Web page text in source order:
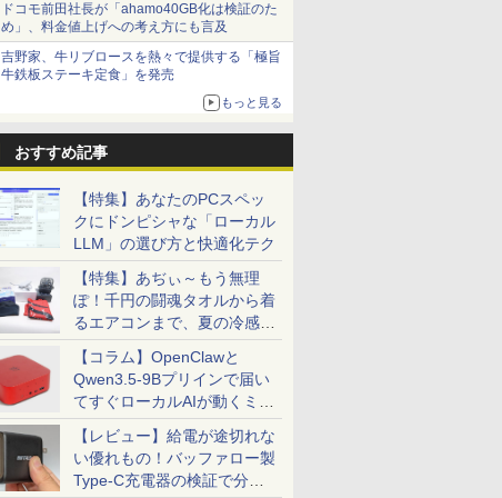
ドコモ前田社長が「ahamo40GB化は検証のた
め」、料金値上げへの考え方にも言及
吉野家、牛リブロースを熱々で提供する「極旨
牛鉄板ステーキ定食」を発売
もっと見る
おすすめ記事
【特集】あなたのPCスペッ
クにドンピシャな「ローカル
LLM」の選び方と快適化テク
【特集】あぢぃ～もう無理
ぽ！千円の闘魂タオルから着
るエアコンまで、夏の冷感グ
ッズ一挙紹介
【コラム】OpenClawと
Qwen3.5-9Bプリインで届い
てすぐローカルAIが動くミニ
PC「SER9 Pro」
【レビュー】給電が途切れな
い優れもの！バッファロー製
Type-C充電器の検証で分か